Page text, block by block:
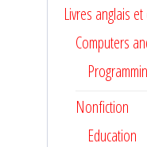
Livres anglais
Computers
Nonfiction
Education